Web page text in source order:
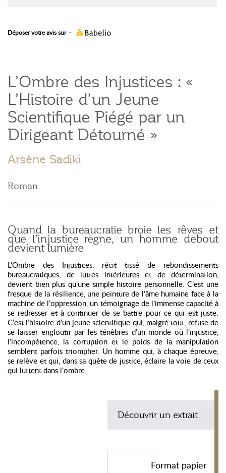
Déposer votre avis sur -
L’Ombre des Injustices : «
L’Histoire d’un Jeune
Scientifique Piégé par un
Dirigeant Détourné »
Arsène Sadiki
Roman
Quand la bureaucratie broie les rêves et
que l’injustice règne, un homme debout
devient lumière
L’Ombre des Injustices, récit tissé de rebondissements
bureaucratiques, de luttes intérieures et de détermination,
devient bien plus qu’une simple histoire personnelle. C’est une
fresque de la résilience, une peinture de l’âme humaine face à la
machine de l’oppression, un témoignage de l’immense capacité à
se redresser et à continuer de se battre pour ce qui est juste.
C’est l’histoire d’un jeune scientifique qui, malgré tout, refuse de
se laisser engloutir par les ténèbres d’un monde où l’injustice,
l’incompétence, la corruption et le poids de la manipulation
semblent parfois triompher. Un homme qui, à chaque épreuve,
se relève et qui, dans sa quête de justice, éclaire la voie de ceux
qui luttent dans l’ombre.
Découvrir un extrait
Format papier